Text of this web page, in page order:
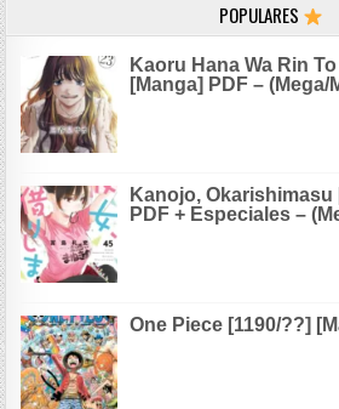
POPULARES
Kaoru Hana Wa Rin
[Manga] PDF – (Mega/
Kanojo, Okarishimasu
PDF + Especiales –
One Piece [1190/??]